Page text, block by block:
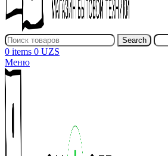
Search
0 items 0 UZS
Меню